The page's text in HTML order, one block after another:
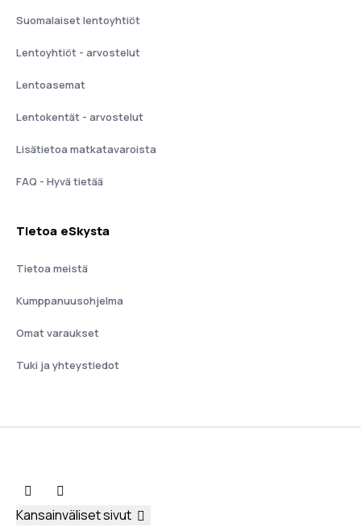
Suomalaiset lentoyhtiöt
Lentoyhtiöt - arvostelut
Lentoasemat
Lentokentät - arvostelut
Lisätietoa matkatavaroista
FAQ - Hyvä tietää
Tietoa eSkysta
Tietoa meistä
Kumppanuusohjelma
Omat varaukset
Tuki ja yhteystiedot
Kansainväliset sivut